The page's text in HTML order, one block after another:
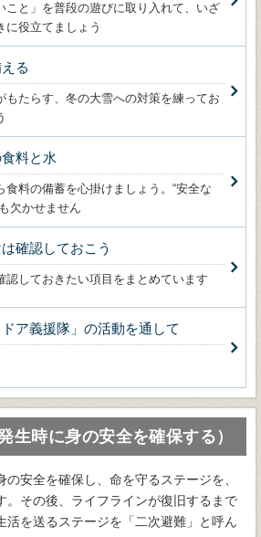
こと」を普段の遊びに取り入れて、いざ
に役立てましょう
る
もたらす、冬の大雪への対策を練ってお
料と水
食料の備蓄を心掛けましょう。“安全な
欠かせません
確認しておこう
認しておきたい項目をまとめています
ドア義援隊」の活動を通して
生時に身の安全を確保する）
安全を確保し、命を守るステージを、
。その後、ライフラインが復旧するまで
活を送るステージを「二次避難」と呼ん